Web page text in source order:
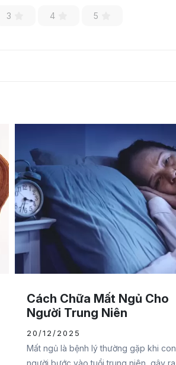
3 4 5
Cách Chữa Mất Ngủ Cho
Người Trung Niên
20/12/2025
Mất ngủ là bệnh lý thường gặp khi con